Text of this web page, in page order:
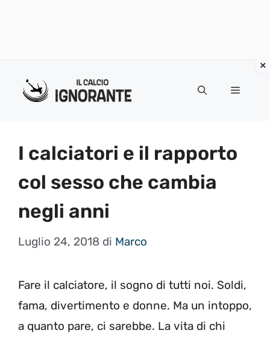
Menu
I calciatori e il rapporto
col sesso che cambia
negli anni
Luglio 24, 2018 di Marco
Fare il calciatore, il sogno di tutti noi. Soldi,
fama, divertimento e donne. Ma un intoppo,
a quanto pare, ci sarebbe. La vita di chi